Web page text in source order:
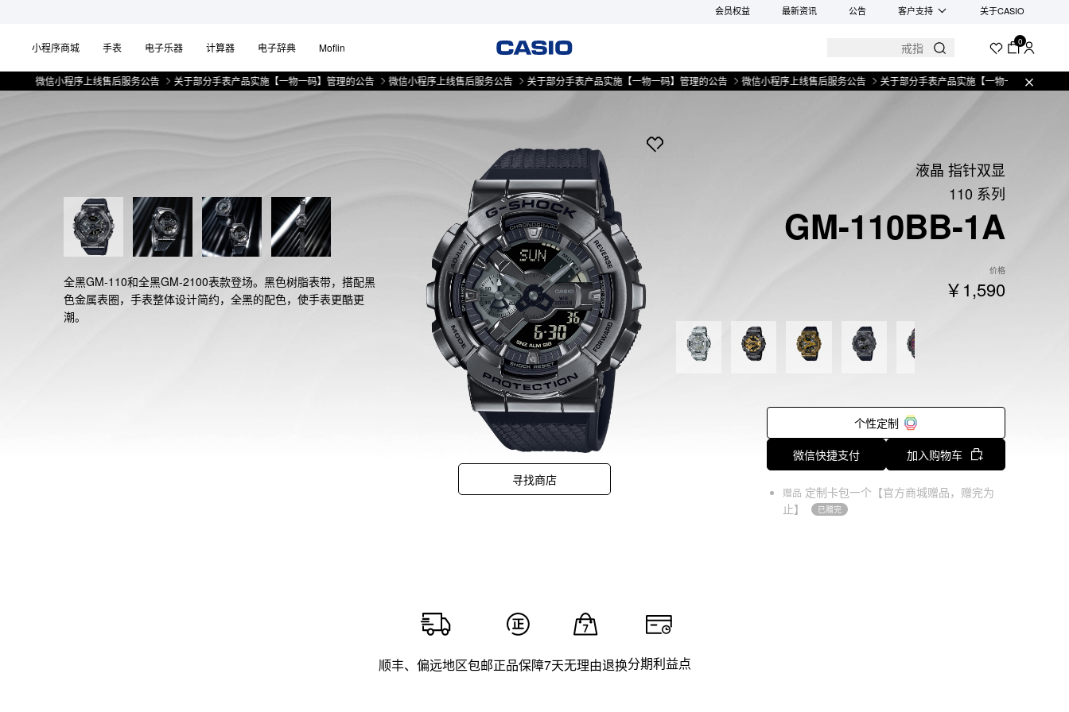
会员权益 最新资讯 公告 客户支持 关于CASIO
小程序商城 手表 电子乐器 计算器 电子辞典 Moflin 0
信小程序上线售后服务公告 关于部分手表产品实施【一物一码】管理的公告 微信小程序上线售后服务公告 关于部分手表产品实施【一物一码】管理的公告 微信小程序上线售后服务公告 关于部分手表产品实施【一物一码】管理的公告
全黑GM-110和全黑GM-2100表款登场。黑色树脂表带，搭配黑
色金属表圈，手表整体设计简约，全黑的配色，使手表更酷更
潮。
寻找商店
液晶 指针双显
110 系列
GM-110BB-1A
价格
￥1,590
个性定制
微信快捷支付
加入购物车
赠品 定制卡包一个【官方商城赠品，赠完为
止】
已赠完
顺丰、偏远地区包邮正品保障7天无理由退换分期利益点